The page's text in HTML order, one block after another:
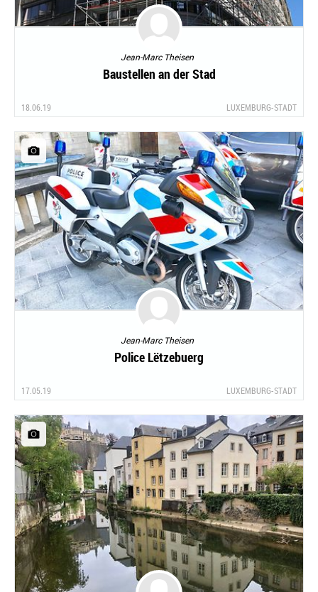
Jean-Marc Theisen
Baustellen an der Stad
18.06.19 LUXEMBURG-STADT
Jean-Marc Theisen
Police Lëtzebuerg
17.05.19 LUXEMBURG-STADT